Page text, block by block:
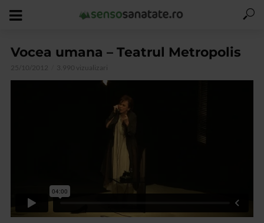
Vocea umana – Teatrul Metropolis
25/10/2012 3.990 vizualizari